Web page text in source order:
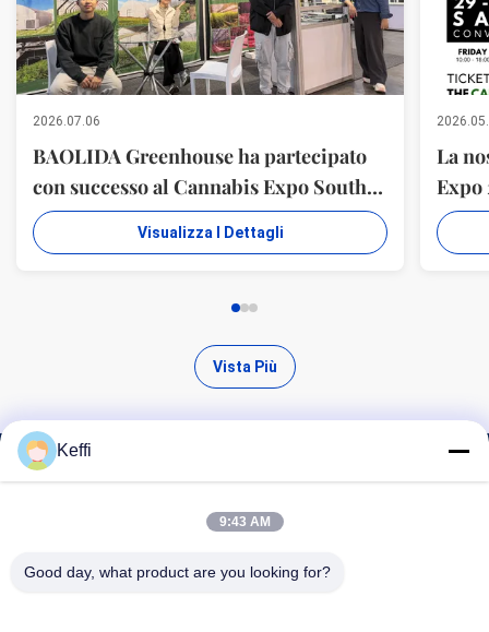
2026.07.06
BAOLIDA Greenhouse ha partecipato
con successo al Cannabis Expo South
Africa
Visualizza I Dettagli
La
Expo
Vista Più
Trova prodotti di alta qualità
Keffi
9:43 AM
Good day, what product are you looking for?